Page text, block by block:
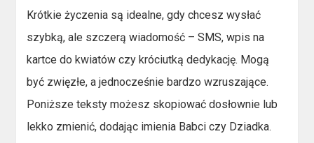
Krótkie życzenia są idealne, gdy chcesz wysłać
szybką, ale szczerą wiadomość – SMS, wpis na
kartce do kwiatów czy króciutką dedykację. Mogą
być zwięzłe, a jednocześnie bardzo wzruszające.
Poniższe teksty możesz skopiować dosłownie lub
lekko zmienić, dodając imienia Babci czy Dziadka.